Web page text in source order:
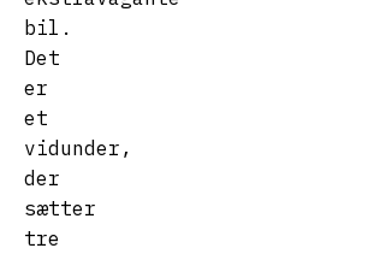
bil.
Det
er
et
vidunder,
der
sætter
tre